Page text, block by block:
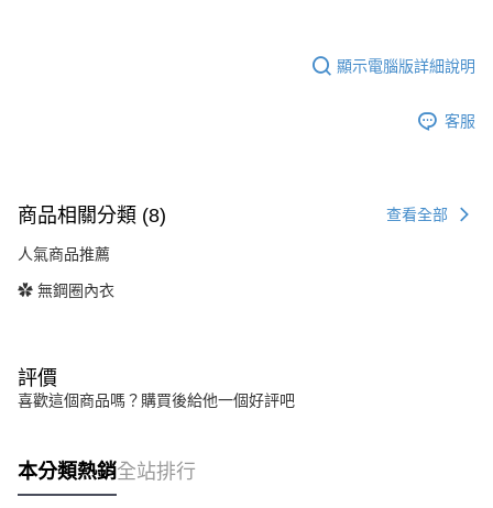
顯示電腦版詳細說明
客服
商品相關分類 (8) 查看全部
人氣商品推薦
✿ 無鋼圈內衣
評價
喜歡這個商品嗎？購買後給他一個好評吧
本分類熱銷全站排行